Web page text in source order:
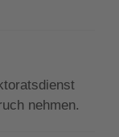
nehmen.